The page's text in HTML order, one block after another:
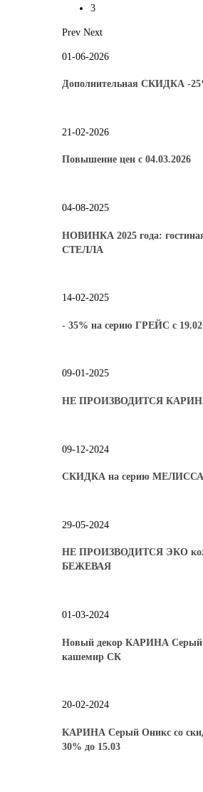
3
Prev Next
01-06-2026
Дополнительная СКИДКА -
21-02-2026
Повышение цен с 04.03.2026
04-08-2025
НОВИНКА 2025 года:
СТЕЛЛА
14-02-2025
- 35% на серию ГРЕЙС с 19.02
09-01-2025
НЕ ПРОИЗВОДИТСЯ
09-12-2024
СКИДКА на серию МЕЛИССА
29-05-2024
НЕ ПРОИЗВОДИТСЯ ЭКО
БЕЖЕВАЯ
01-03-2024
Новый декор КАРИНА Серый
кашемир СК
20-02-2024
КАРИНА Серый Оникс со
30% до 15.03